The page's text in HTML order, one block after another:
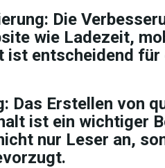
Die
wie Ladezeit,
ist entscheidend für
Das Erstellen von
ist ein wichtiger
nur Leser an,